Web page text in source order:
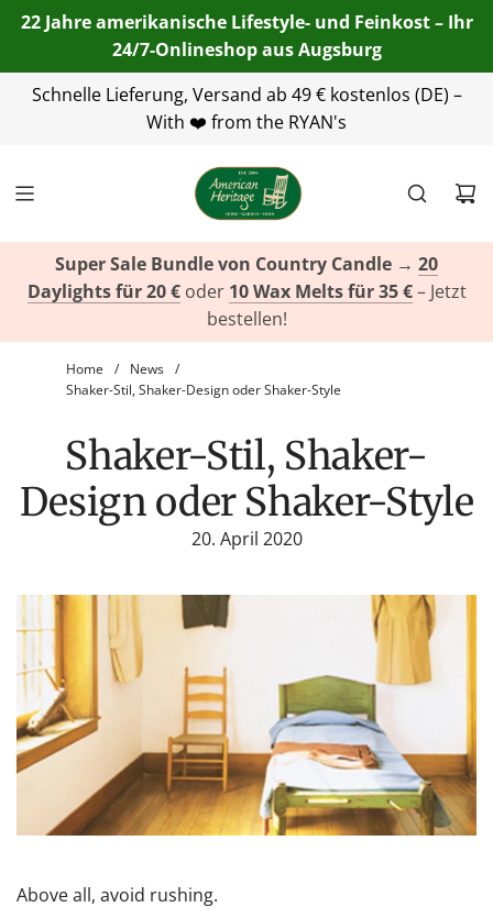
22 Jahre amerikanische Lifestyle- und Feinkost – Ihr
24/7-Onlineshop aus Augsburg
Schnelle Lieferung, Versand ab 49 € kostenlos (DE) –
With ❤️ from the RYAN's
+49(0)821 455 254 00
info@american-
heritage.de
+49(0)151 116 719 10
Super Sale Bundle von Country Candle → 20
Daylights für 20 €oder 10 Wax Melts für 35 €– Jetzt
bestellen!
Home / News /
Shaker-Stil, Shaker-Design oder Shaker-Style
Shaker-Stil, Shaker-
Design oder Shaker-Style
20. April 2020
Above all, avoid rushing.